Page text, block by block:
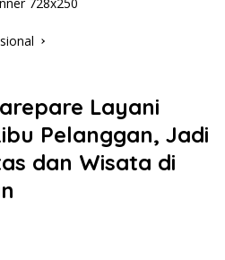
Layani
Pelanggan, Jadi
dan Wisata di